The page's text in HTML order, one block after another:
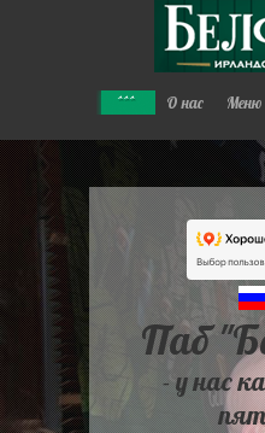
^^^ О нас Меню
Паб
- у нас